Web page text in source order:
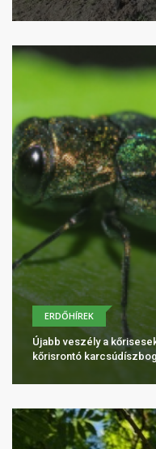
ERDŐHÍREK
Újabb veszély a
kőrisrontó